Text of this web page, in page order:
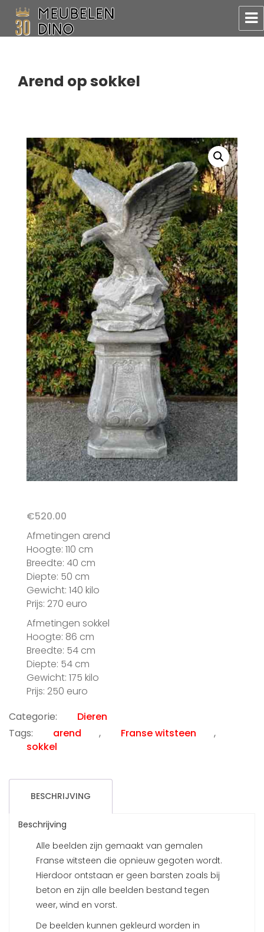
Arend op sokkel
€520.00
Afmetingen arend
Hoogte: 110 cm
Breedte: 40 cm
Diepte: 50 cm
Gewicht: 140 kilo
Prijs: 270 euro
Afmetingen sokkel
Hoogte: 86 cm
Breedte: 54 cm
Diepte: 54 cm
Gewicht: 175 kilo
Prijs: 250 euro
Categorie:
Dieren
Tags:
arend , Franse witsteen
,
sokkel
BESCHRIJVING
Beschrijving
Alle beelden zijn gemaakt van gemalen
Franse witsteen die opnieuw gegoten wordt.
Hierdoor ontstaan er geen barsten zoals bij
beton en zijn alle beelden bestand tegen
weer, wind en vorst.
De beelden kunnen gekleurd worden in